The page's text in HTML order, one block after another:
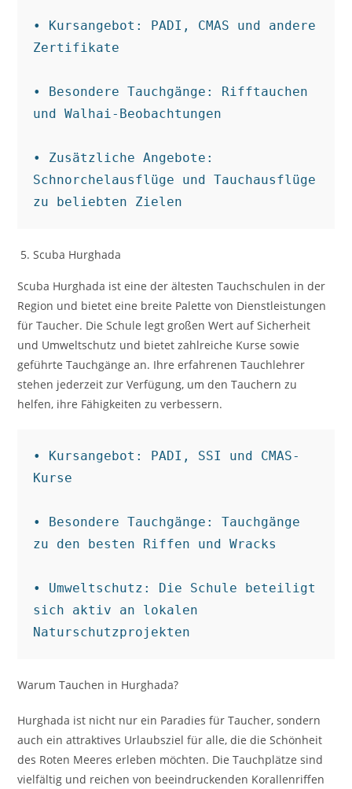
• Kursangebot: PADI, CMAS und andere
Zertifikate
• Besondere Tauchgänge: Rifftauchen
und Walhai-Beobachtungen
• Zusätzliche Angebote:
Schnorchelausflüge und Tauchausflüge
zu beliebten Zielen
Scuba Hurghada
Scuba Hurghada ist eine der ältesten Tauchschulen in der
Region und bietet eine breite Palette von Dienstleistungen
für Taucher. Die Schule legt großen Wert auf Sicherheit
und Umweltschutz und bietet zahlreiche Kurse sowie
geführte Tauchgänge an. Ihre erfahrenen Tauchlehrer
stehen jederzeit zur Verfügung, um den Tauchern zu
helfen, ihre Fähigkeiten zu verbessern.
• Kursangebot: PADI, SSI und CMAS-
Kurse
• Besondere Tauchgänge: Tauchgänge
zu den besten Riffen und Wracks
• Umweltschutz: Die Schule beteiligt
sich aktiv an lokalen
Naturschutzprojekten
Warum Tauchen in Hurghada?
Hurghada ist nicht nur ein Paradies für Taucher, sondern
auch ein attraktives Urlaubsziel für alle, die die Schönheit
des Roten Meeres erleben möchten. Die Tauchplätze sind
vielfältig und reichen von beeindruckenden Korallenriffen